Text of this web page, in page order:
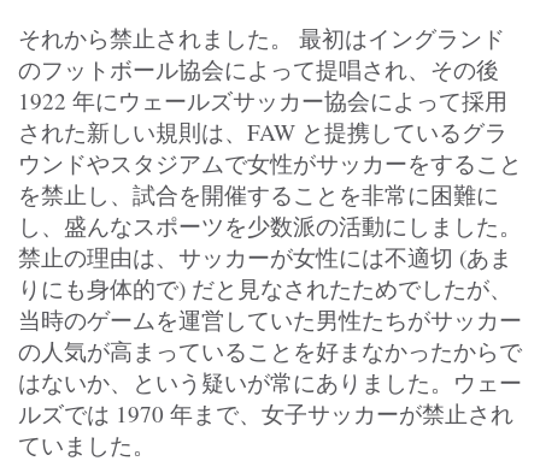
それから禁止されました。 最初はイングランド
のフットボール協会によって提唱され、その後
1922 年にウェールズサッカー協会によって採用
された新しい規則は、FAW と提携しているグラ
ウンドやスタジアムで女性がサッカーをすること
を禁止し、試合を開催することを非常に困難に
し、盛んなスポーツを少数派の活動にしました。
禁止の理由は、サッカーが女性には不適切 (あま
りにも身体的で) だと見なされたためでしたが、
当時のゲームを運営していた男性たちがサッカー
の人気が高まっていることを好まなかったからで
はないか、という疑いが常にありました。ウェー
ルズでは 1970 年まで、女子サッカーが禁止され
ていました。